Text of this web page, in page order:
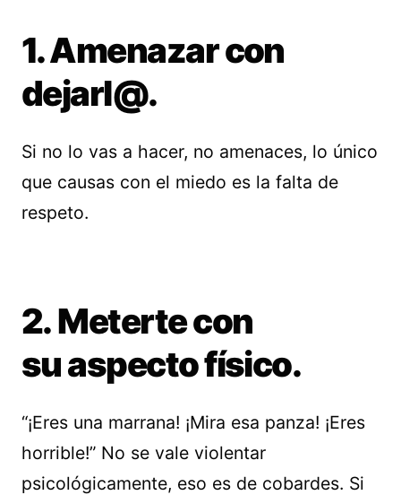
1. Amenazar con
dejarl@.
Si no lo vas a hacer, no amenaces, lo único
que causas con el miedo es la falta de
respeto.
2. Meterte con
su aspecto físico.
“¡Eres una marrana! ¡Mira esa panza! ¡Eres
horrible!” No se vale violentar
psicológicamente, eso es de cobardes. Si